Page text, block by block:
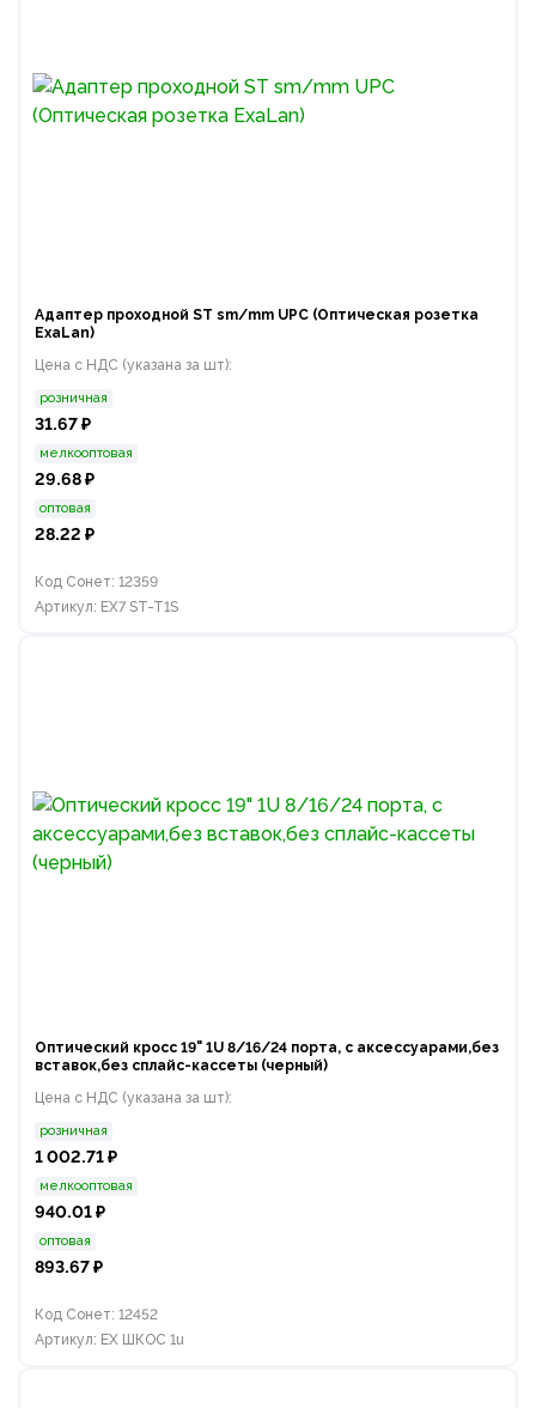
Адаптер проходной ST sm/mm UPC (Оптическая розетка
ExaLan)
Цена с НДС (указана за шт):
розничная
31.67 ₽
мелкооптовая
29.68 ₽
оптовая
28.22 ₽
Код Сонет: 12359
Артикул: EX7 ST-T1S
Оптический кросс 19" 1U 8/16/24 порта, с аксессуарами,без
вставок,без сплайс-кассеты (черный)
Цена с НДС (указана за шт):
розничная
1 002.71 ₽
мелкооптовая
940.01 ₽
оптовая
893.67 ₽
Код Сонет: 12452
Артикул: EX ШКОС 1u